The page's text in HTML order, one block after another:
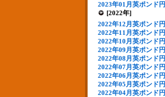
2023年01月英ポンド円
[2022年]
2022年12月英ポンド円
2022年11月英ポンド円
2022年10月英ポンド円
2022年09月英ポンド円
2022年08月英ポンド円
2022年07月英ポンド円
2022年06月英ポンド円
2022年05月英ポンド円
2022年04月英ポンド円